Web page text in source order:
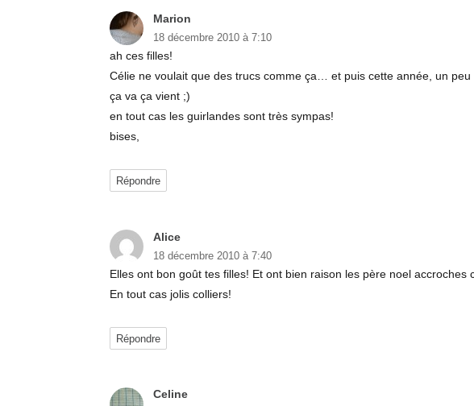
Marion
18 décembre 2010 à 7:10
ah ces filles!
Célie ne voulait que des trucs comme ça… et puis cette année, un peu
ça va ça vient ;)
en tout cas les guirlandes sont très sympas!
bises,
Répondre
Alice
18 décembre 2010 à 7:40
Elles ont bon goût tes filles! Et ont bien raison les père noel accroches
En tout cas jolis colliers!
Répondre
Celine